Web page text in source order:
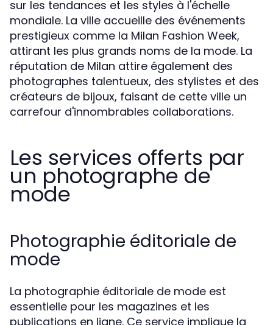
sur les tendances et les styles à l'échelle
mondiale. La ville accueille des événements
prestigieux comme la Milan Fashion Week,
attirant les plus grands noms de la mode. La
réputation de Milan attire également des
photographes talentueux, des stylistes et des
créateurs de bijoux, faisant de cette ville un
carrefour d'innombrables collaborations.
Les services offerts par
un photographe de
mode
Photographie éditoriale de
mode
La photographie éditoriale de mode est
essentielle pour les magazines et les
publications en ligne. Ce service implique la